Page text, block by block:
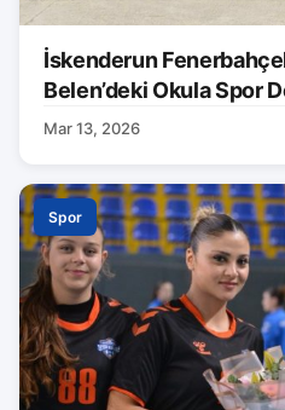
İskenderun
Belen’deki Okula Spor
Mar 13, 2026
Spor